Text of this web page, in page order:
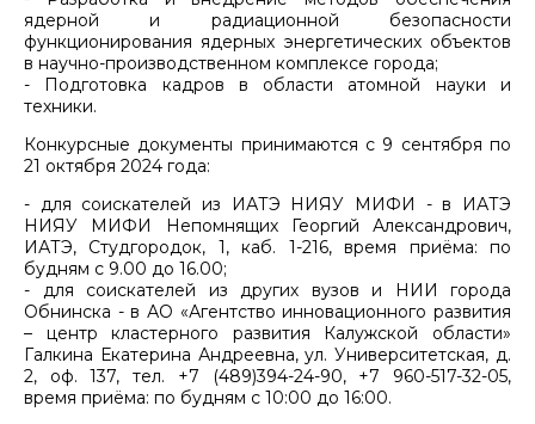
ядерной и радиационной безопасности
функционирования ядерных энергетических объектов
в научно-производственном комплексе города;
- Подготовка кадров в области атомной науки и
техники.
Конкурсные документы принимаются с 9 сентября по
21 октября 2024 года:
- для соискателей из ИАТЭ НИЯУ МИФИ - в ИАТЭ
НИЯУ МИФИ Непомнящих Георгий Александрович,
ИАТЭ, Студгородок, 1, каб. 1-216, время приёма: по
будням с 9.00 до 16.00;
- для соискателей из других вузов и НИИ города
Обнинска - в АО «Агентство инновационного развития
– центр кластерного развития Калужской области»
Галкина Екатерина Андреевна, ул. Университетская, д.
2, оф. 137, тел. +7 (489)394-24-90, +7 960-517-32-05,
время приёма: по будням с 10:00 до 16:00.